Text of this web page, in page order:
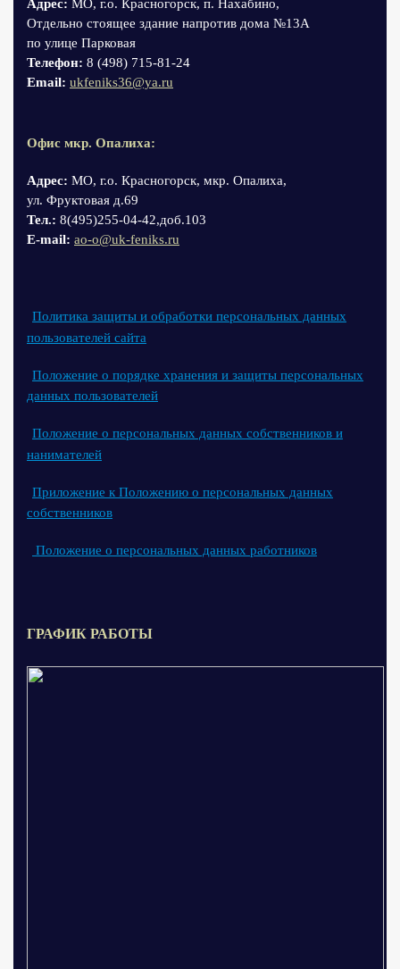
Адрес: МО, г.о. Красногорск, п. Нахабино,
Отдельно стоящее здание напротив дома №13А
по улице Парковая
Телефон: 8 (498) 715-81-24
Email: ukfeniks36@ya.ru
Офис мкр. Опалиха:
Адрес: МО, г.о. Красногорск, мкр. Опалиха,
ул. Фруктовая д.69
Тел.: 8(495)255-04-42,доб.103
Е-mail: ao-o@uk-feniks.ru
Политика защиты и обработки персональных данных
пользователей сайта
Положение о порядке хранения и защиты персональных
данных пользователей
Положение о персональных данных собственников и
нанимателей
Приложение к Положению о персональных данных
собственников
Положение о персональных данных работников
ГРАФИК РАБОТЫ